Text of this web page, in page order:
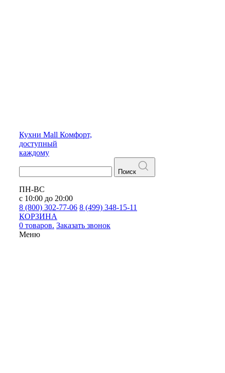
Кухни Mall Комфорт,
доступный
каждому
Поиск
ПН-ВС
с 10:00 до 20:00
8 (800) 302-77-06 8 (499) 348-15-11
КОРЗИНА
0 товаров. Заказать звонок
Меню